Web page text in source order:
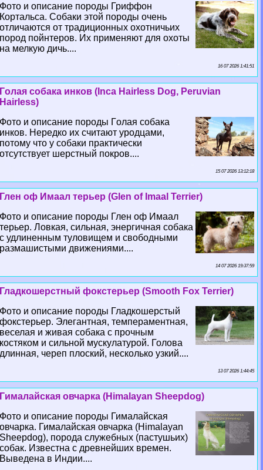
Фото и описание породы Гриффон
Кортальса. Собаки этой породы очень
отличаются от традиционных охотничьих
пород пойнтеров. Их применяют для охоты
на мелкую дичь....
16 07 2026 1:41:51
Гoлая собака инков (Inca Hairless Dog, Peruvian
Hairless)
Фото и описание породы Гoлая собака
инков. Нередко их считают уpoдцами,
потому что у собаки пpaктически
отсутствует шерстный покров....
15 07 2026 13:12:18
Глен оф Имаал терьер (Glen of Imaal Terrier)
Фото и описание породы Глен оф Имаал
терьер. Ловкая, сильная, энергичная собака
с удлиненным туловищем и свободными
размашистыми движениями....
14 07 2026 19:37:59
Гладкошерстный фокстерьер (Smooth Fox Terrier)
Фото и описание породы Гладкошерстый
фокстерьер. Элегантная, темпераментная,
веселая и живая собака с прочным
костяком и сильной мускулатурой. Голова
длинная, череп плоский, несколько узкий....
13 07 2026 1:44:45
Гималайская овчарка (Himalayan Sheepdog)
Фото и описание породы Гималайская
овчарка. Гималайская овчарка (Himalayan
Sheepdog), порода служебных (пастушьих)
собак. Известна с древнейших времен.
Выведена в Индии....